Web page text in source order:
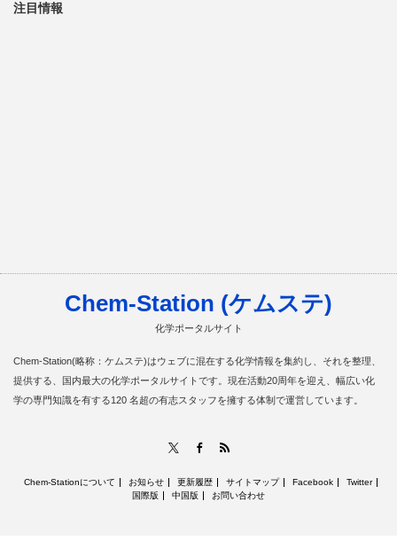
注目情報
Chem-Station (ケムステ)
化学ポータルサイト
Chem-Station(略称：ケムステ)はウェブに混在する化学情報を集約し、それを整理、
提供する、国内最大の化学ポータルサイトです。現在活動20周年を迎え、幅広い化
学の専門知識を有する120 名超の有志スタッフを擁する体制で運営しています。
Facebook
Chem-Stationについて お知らせ 更新履歴 サイトマップ Facebook
Twitter
国際版
中国版 お問い合わせ